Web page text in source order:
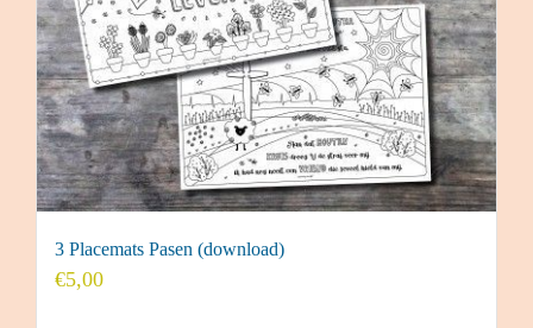
3 Placemats Pasen (download)
€5,00